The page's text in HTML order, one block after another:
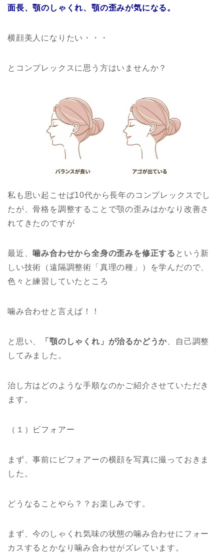
面長、顎のしゃくれ、顎の歪みが気になる。
横顔美人になりたい・・・
とコンプレックスに思う方はいませんか？
私も思い起こせば10代から長年のコンプレックスでし
たが、骨格を調整することで顎の歪みはかなり改善さ
れてきたのですが
最近、 噛み合わせから全身の歪みを修正する という新
しい技術（遠隔調整術「真理の種」）を学んだので、
色々と練習していたところ
噛み合わせと言えば！！
と思い、 「顎のしゃくれ」が治るかどうか 、自己調整
してみました。
治し方はどのような手順なのかご紹介させていただき
ます。
（１）ビフォアー
まず、事前にビフォアーの横顔を写真に撮っておきま
した。
どうなることやら？？お楽しみです。
まず、今のしゃくれ気味の状態の噛み合わせにフォー
カスするとかなり噛み合わせがズレています。